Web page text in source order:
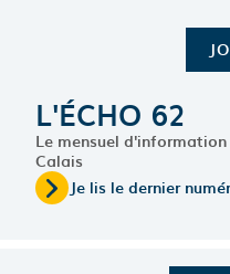
biodiversité. Une autre
l'aménagement de ces
délaissés routiers.
La vidéo sur la chaîne
L'ÉCHO 62
Le mensuel
Calais
Je lis le dernier